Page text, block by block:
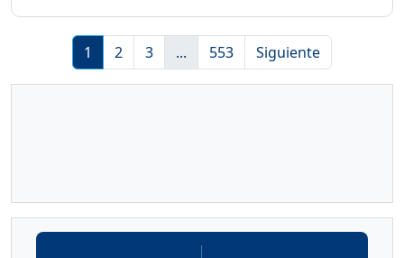
1 2 3 ... 553 Siguiente